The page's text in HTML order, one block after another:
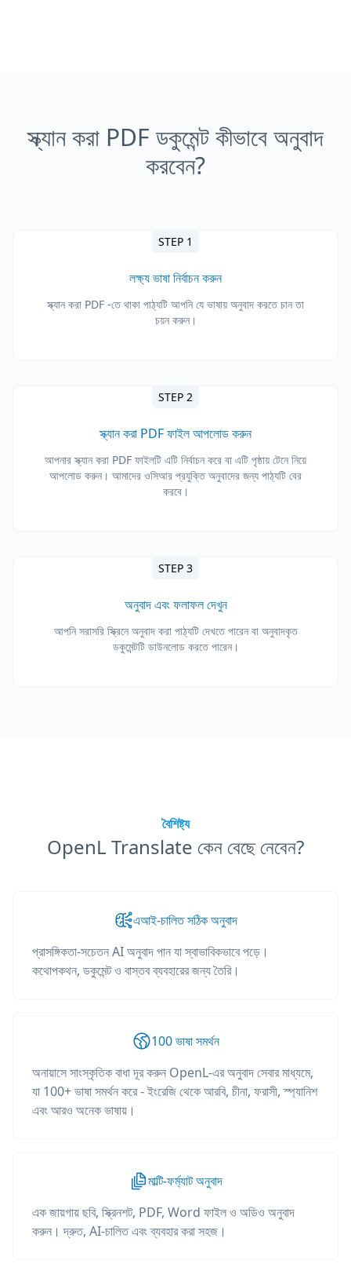
স্ক্যান করা PDF ডকুমেন্ট কীভাবে অনুবাদ
করবেন?
STEP 1
লক্ষ্য ভাষা নির্বাচন করুন
স্ক্যান করা PDF -তে থাকা পাঠ্যটি আপনি যে ভাষায় অনুবাদ করতে চান তা
চয়ন করুন।
STEP 2
স্ক্যান করা PDF ফাইল আপলোড করুন
আপনার স্ক্যান করা PDF ফাইলটি এটি নির্বাচন করে বা এটি পৃষ্ঠায় টেনে নিয়ে
আপলোড করুন। আমাদের ওসিআর প্রযুক্তি অনুবাদের জন্য পাঠ্যটি বের
করবে।
STEP 3
অনুবাদ এবং ফলাফল দেখুন
আপনি সরাসরি স্ক্রিনে অনুবাদ করা পাঠ্যটি দেখতে পারেন বা অনুবাদকৃত
ডকুমেন্টটি ডাউনলোড করতে পারেন।
বৈশিষ্ট্য
OpenL Translate কেন বেছে নেবেন?
এআই-চালিত সঠিক অনুবাদ
প্রাসঙ্গিকতা-সচেতন AI অনুবাদ পান যা স্বাভাবিকভাবে পড়ে।
কথোপকথন, ডকুমেন্ট ও বাস্তব ব্যবহারের জন্য তৈরি।
100 ভাষা সমর্থন
অনায়াসে সাংস্কৃতিক বাধা দূর করুন OpenL-এর অনুবাদ সেবার মাধ্যমে,
যা 100+ ভাষা সমর্থন করে - ইংরেজি থেকে আরবি, চীনা, ফরাসী, স্প্যানিশ
এবং আরও অনেক ভাষায়।
মাল্টি-ফর্ম্যাট অনুবাদ
এক জায়গায় ছবি, স্ক্রিনশট, PDF, Word ফাইল ও অডিও অনুবাদ
করুন। দ্রুত, AI-চালিত এবং ব্যবহার করা সহজ।